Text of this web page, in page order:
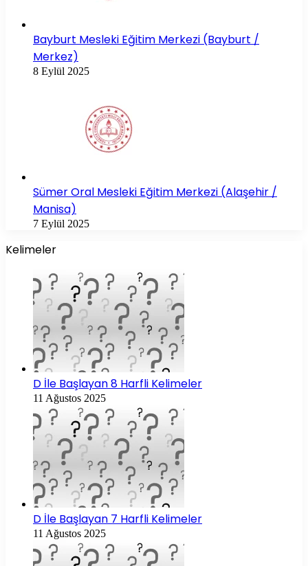
Bayburt Mesleki Eğitim Merkezi (Bayburt /
Merkez)
8 Eylül 2025
Sümer Oral Mesleki Eğitim Merkezi (Alaşehir /
Manisa)
7 Eylül 2025
Kelimeler
D İle Başlayan 8 Harfli Kelimeler
11 Ağustos 2025
D İle Başlayan 7 Harfli Kelimeler
11 Ağustos 2025